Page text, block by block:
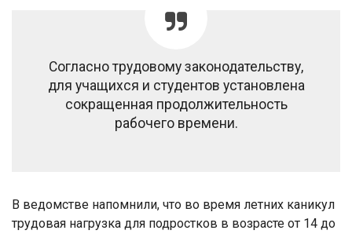
Согласно трудовому законодательству,
для учащихся и студентов установлена
сокращенная продолжительность
рабочего времени.
В ведомстве напомнили, что во время летних каникул
трудовая нагрузка для подростков в возрасте от 14 до